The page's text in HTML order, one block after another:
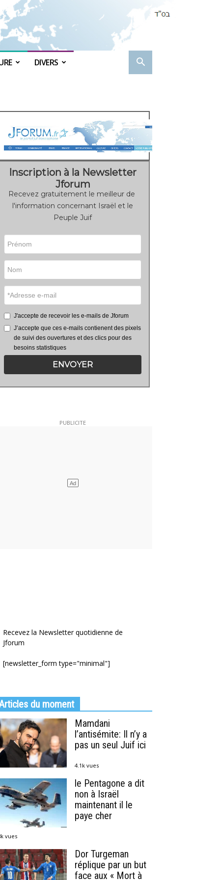
DIVERS
Inscription à la Newsletter
Jforum
Recevez gratuitement le meilleur de
l'information concernant Israël et le
Peuple Juif
J'accepte de recevoir les e-mails de Jforum
J’accepte que ces e-mails contienent des pixels
de suivi des ouvertures et des clics pour des
besoins statistiques
ENVOYER
Recevez la Newsletter quotidienne de
Jforum
[newsletter_form type="minimal"]
du moment
Mamdani
l’antisémite: Il n’y a
pas un seul Juif ici
4.1k vues
le Pentagone a dit
non à Israël
maintenant il le
paye cher
vues
Dor Turgeman
réplique par un but
face aux « Mort à